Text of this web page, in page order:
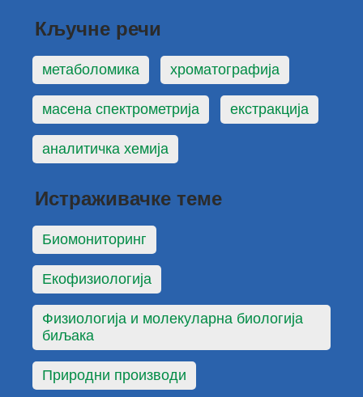
Кључне речи
метаболомика хроматографија
масена спектрометрија екстракција
аналитичка хемија
Истраживачке теме
Биомониторинг
Екофизиологија
Физиологија и молекуларна биологија
биљака
Природни производи